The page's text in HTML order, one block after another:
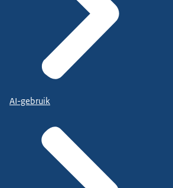
AI-gebruik